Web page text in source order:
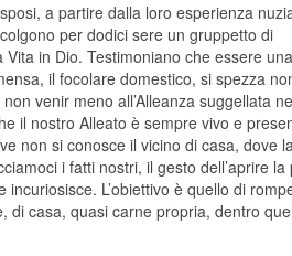
a partire dalla loro esperienza
per dodici sere un gruppetto di
in Dio. Testimoniano che essere una
il focolare domestico, si spezza
venir meno all’Alleanza suggellata
il nostro Alleato è sempre vivo e
non si conosce il vicino di casa, dove
i fatti nostri, il gesto dell’aprire la
L’obiettivo è quello di
di casa, quasi carne propria, dentro